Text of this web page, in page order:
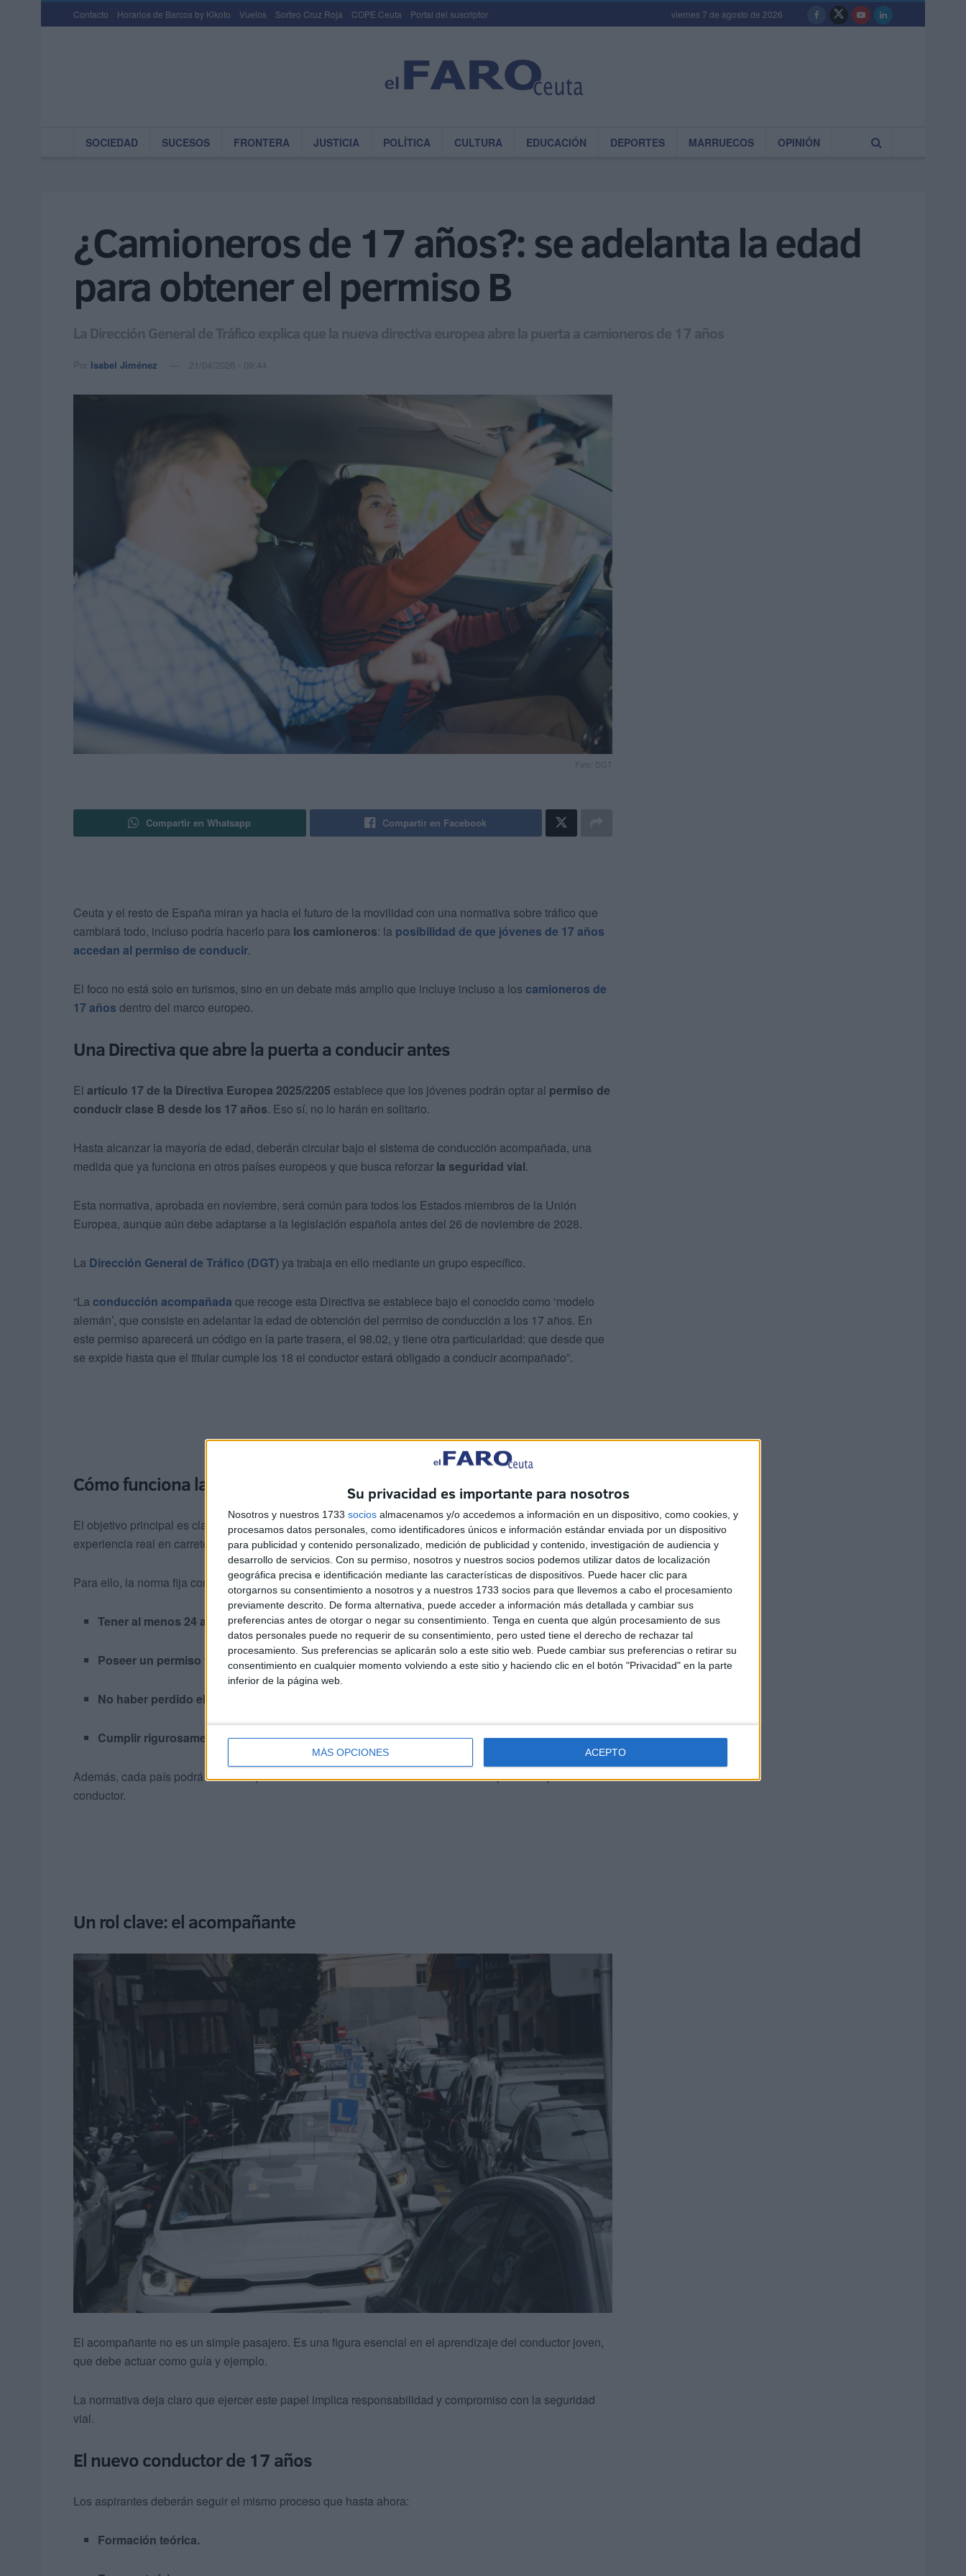
Su privacidad es importante para nosotros
Nosotros y nuestros 1733 socios almacenamos y/o accedemos a información en un dispositivo, como cookies, y
procesamos datos personales, como identificadores únicos e información estándar enviada por un dispositivo
para publicidad y contenido personalizado, medición de publicidad y contenido, investigación de audiencia y
desarrollo de servicios. Con su permiso, nosotros y nuestros socios podemos utilizar datos de localización
geográfica precisa e identificación mediante las características de dispositivos. Puede hacer clic para
otorgarnos su consentimiento a nosotros y a nuestros 1733 socios para que llevemos a cabo el procesamiento
previamente descrito. De forma alternativa, puede acceder a información más detallada y cambiar sus
preferencias antes de otorgar o negar su consentimiento. Tenga en cuenta que algún procesamiento de sus
datos personales puede no requerir de su consentimiento, pero usted tiene el derecho de rechazar tal
procesamiento. Sus preferencias se aplicarán solo a este sitio web. Puede cambiar sus preferencias o retirar su
consentimiento en cualquier momento volviendo a este sitio y haciendo clic en el botón "Privacidad" en la parte
inferior de la página web.
MÁS OPCIONES ACEPTO
Contacto Horarios de Barcos by Kikoto Vuelos Sorteo Cruz Roja COPE Ceuta Portal del suscriptor viernes 7 de agosto de 2026
SOCIEDAD SUCESOS FRONTERA JUSTICIA POLÍTICA CULTURA EDUCACIÓN DEPORTES MARRUECOS OPINIÓN
¿Camioneros de 17 años?: se adelanta la edad
para obtener el permiso B
La Dirección General de Tráfico explica que la nueva directiva europea abre la puerta a camioneros de 17 años
Por Isabel Jiménez 21/04/2026 - 09:44
Foto: DGT
Compartir en Whatsapp Compartir en Facebook
Ceuta y el resto de España miran ya hacia el futuro de la movilidad con una normativa sobre tráfico que
cambiará todo, incluso podría hacerlo para los camioneros: la posibilidad de que jóvenes de 17 años
accedan al permiso de conducir.
El foco no está solo en turismos, sino en un debate más amplio que incluye incluso a los camioneros de
17 años dentro del marco europeo.
Una Directiva que abre la puerta a conducir antes
El artículo 17 de la Directiva Europea 2025/2205 establece que los jóvenes podrán optar al permiso de
conducir clase B desde los 17 años. Eso sí, no lo harán en solitario.
Hasta alcanzar la mayoría de edad, deberán circular bajo el sistema de conducción acompañada, una
medida que ya funciona en otros países europeos y que busca reforzar la seguridad vial.
Esta normativa, aprobada en noviembre, será común para todos los Estados miembros de la Unión
Europea, aunque aún debe adaptarse a la legislación española antes del 26 de noviembre de 2028.
La Dirección General de Tráfico (DGT)ya trabaja en ello mediante un grupo específico.
“La conducción acompañada que recoge esta Directiva se establece bajo el conocido como ‘modelo
alemán’, que consiste en adelantar la edad de obtención del permiso de conducción a los 17 años. En
este permiso aparecerá un código en la parte trasera, el 98.02, y tiene otra particularidad: que desde que
se expide hasta que el titular cumple los 18 el conductor estará obligado a conducir acompañado”.
Cómo funciona la conducción acompañada
El objetivo principal es claro: mejorar la seguridad mientras los nuevos conductores adquieren
experiencia real en carretera.
Para ello, la norma fija condiciones estrictas para el acompañante:
Tener al menos 24 años.
Poseer un permiso válido con más de 5 años de antigüedad.
No haber perdido el derecho a conducir en los últimos 5 años.
Cumplir rigurosamente las normas sobre alcohol y drogas.
Además, cada país podrá añadir requisitos adicionales o limitar el número de acompañantes por
conductor.
Un rol clave: el acompañante
El acompañante no es un simple pasajero. Es una figura esencial en el aprendizaje del conductor joven,
que debe actuar como guía y ejemplo.
La normativa deja claro que ejercer este papel implica responsabilidad y compromiso con la seguridad
vial.
El nuevo conductor de 17 años
Los aspirantes deberán seguir el mismo proceso que hasta ahora:
Formación teórica.